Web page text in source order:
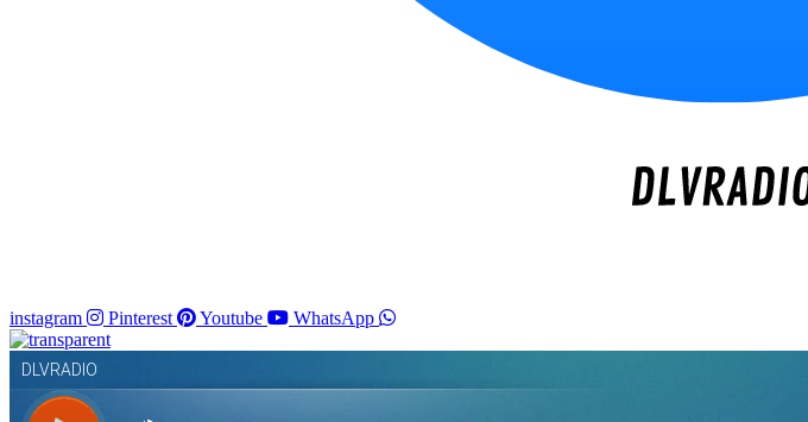
instagram
Pinterest Youtube WhatsApp